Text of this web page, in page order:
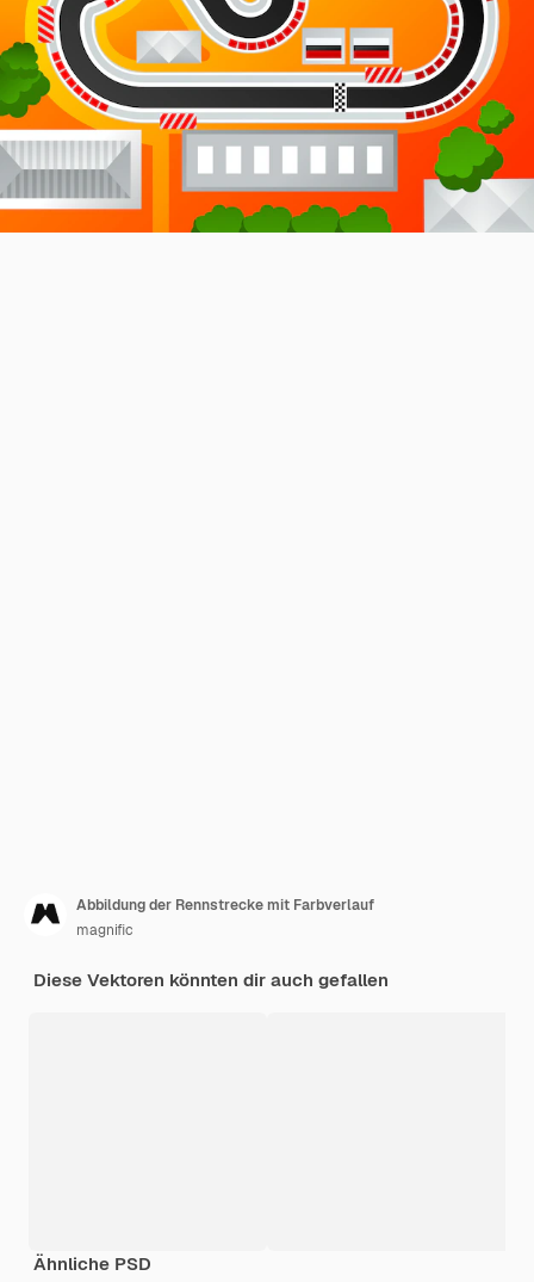
Abbildung der Rennstrecke mit Farbverlauf
magnific
Diese Vektoren könnten dir auch gefallen
Ähnliche PSD